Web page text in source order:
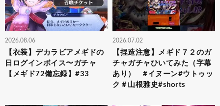
2026.08.06
【衣装】デカラビアメギドの
日ログインボイス〜ガチャ
【メギド72備忘録】#33
2026.07.02
【捏造注意】メギド７２のガ
チャガチャひいてみた（字幕
あり） #イヌーン#ウトゥッ
ク＃山根雅史#shorts